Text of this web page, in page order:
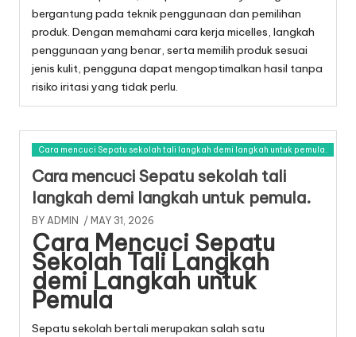
bergantung pada teknik penggunaan dan pemilihan
produk. Dengan memahami cara kerja micelles, langkah
penggunaan yang benar, serta memilih produk sesuai
jenis kulit, pengguna dapat mengoptimalkan hasil tanpa
risiko iritasi yang tidak perlu.
Cara mencuci Sepatu sekolah tali langkah demi langkah untuk pemula.
Cara mencuci Sepatu sekolah tali
langkah demi langkah untuk pemula.
BY ADMIN / MAY 31, 2026
Cara Mencuci Sepatu
Sekolah Tali Langkah
demi Langkah untuk
Pemula
Sepatu sekolah bertali merupakan salah satu